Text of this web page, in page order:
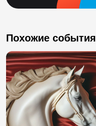
Похожие события